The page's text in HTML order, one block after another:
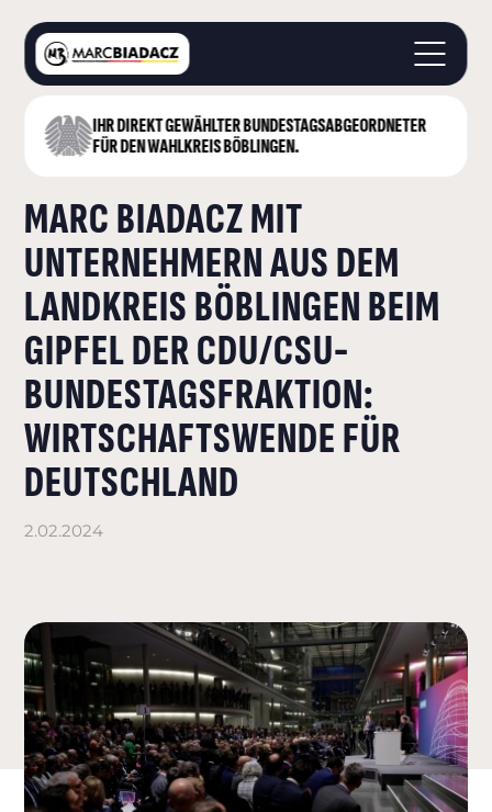
IHR DIREKT GEWÄHLTER BUNDESTAGS­ABGEORDNETER
FÜR DEN WAHLKREIS BÖBLINGEN.
STARTSEITE
LANDKREIS BÖBLINGEN
DEUTSCHER BUNDESTAG
AKTUELLES
KONTAKT
MARC BIADACZ MIT
UNTERNEHMERN AUS DEM
LANDKREIS BÖBLINGEN BEIM
GIPFEL DER CDU/CSU-
BUNDESTAGSFRAKTION:
WIRTSCHAFTSWENDE FÜR
DEUTSCHLAND
2.02.2024